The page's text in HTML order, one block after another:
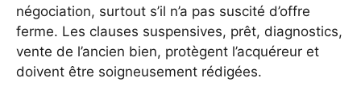
négociation, surtout s’il n’a pas suscité d’offre
ferme. Les clauses suspensives, prêt, diagnostics,
vente de l’ancien bien, protègent l’acquéreur et
doivent être soigneusement rédigées.